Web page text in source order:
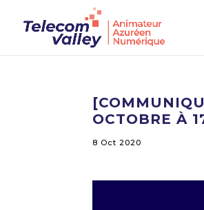
OCTOBRE À
8 Oct 2020